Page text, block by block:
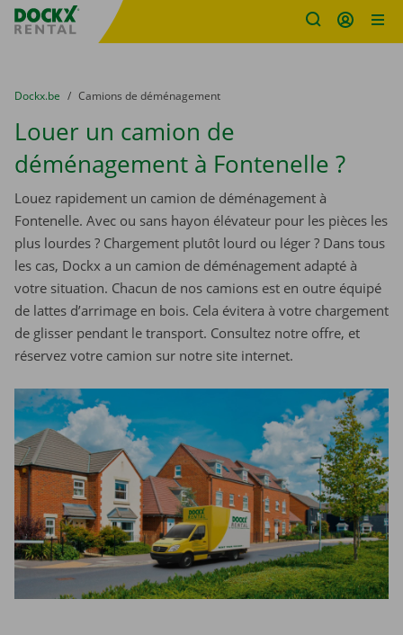
sitename
You are here:
du
Dockx.be to
Camions de déménagement
Louer un camion de
déménagement à Fontenelle ?
Louez rapidement un camion de déménagement à
Fontenelle. Avec ou sans hayon élévateur pour les pièces les
plus lourdes ? Chargement plutôt lourd ou léger ? Dans tous
les cas, Dockx a un camion de déménagement adapté à
votre situation. Chacun de nos camions est en outre équipé
de lattes d’arrimage en bois. Cela évitera à votre chargement
de glisser pendant le transport. Consultez notre offre, et
réservez votre camion sur notre site internet.